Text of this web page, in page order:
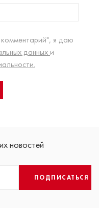
я даю
данных и
новостей
ПОДПИСАТЬСЯ